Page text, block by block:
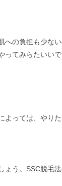
の負担も少な
ってみらたいい
っては、やり
う。SSC脱毛